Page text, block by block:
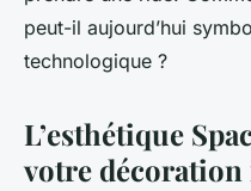
peut-il aujourd’hui
technologique ?
L’esthétique
votre